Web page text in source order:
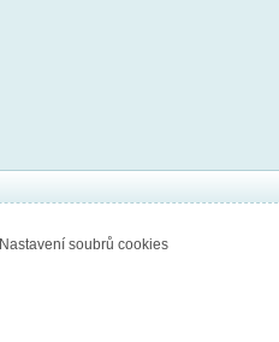
Nastavení soubrů cookies